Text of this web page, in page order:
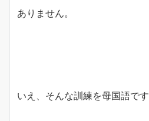
ありません。
いえ、そんな訓練を母国語で